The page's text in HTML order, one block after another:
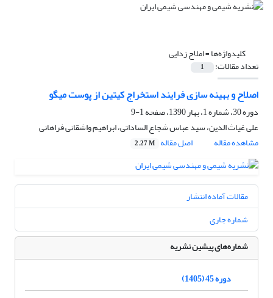
کلیدواژه‌ها =املاح زدایی
تعداد مقالات: 1
اصلاح و بهینه سازی فرایند استخراج کیتین از پوست میگو
دوره 30، شماره 1، بهار 1390، صفحه
1-9
علی غیاث الدین، سید عباس شجاع الساداتی، ابراهیم واشقانی فراهانی
مشاهده مقاله
اصل مقاله 2.27 M
مقالات آماده انتشار
شماره جاری
شماره‌های پیشین نشریه
دوره 45 (1405)